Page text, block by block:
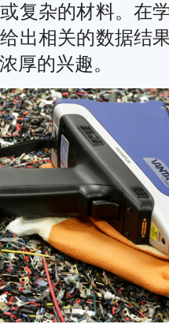
复杂的材料。在
出相关的数据结
厚的兴趣。